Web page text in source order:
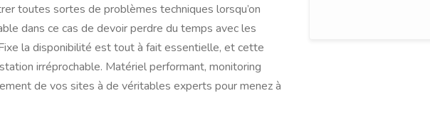
toutes sortes de problèmes techniques lorsqu’on
dans ce cas de devoir perdre du temps avec les
la disponibilité est tout à fait essentielle, et cette
irréprochable. Matériel performant, monitoring
de vos sites à de véritables experts pour menez à